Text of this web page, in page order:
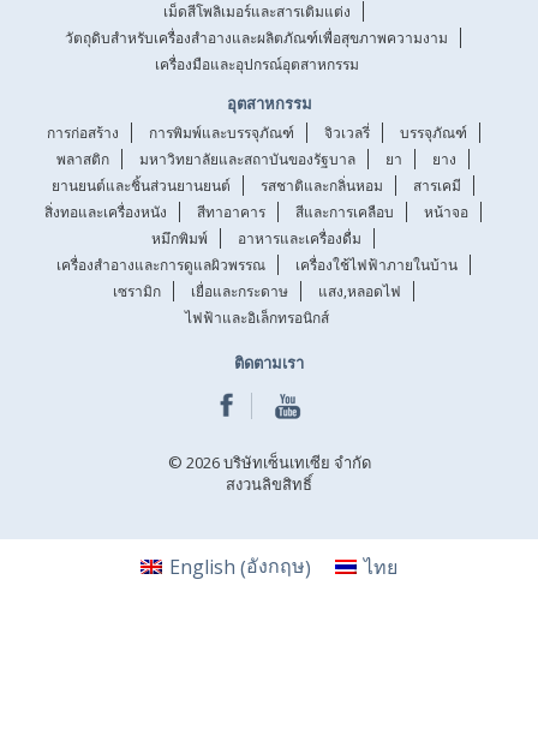
เม็ดสีโพลิเมอร์และสารเติมแต่ง
วัตถุดิบสำหรับเครื่องสำอางและผลิตภัณฑ์เพื่อสุขภาพความงาม
เครื่องมือและอุปกรณ์อุตสาหกรรม
อุตสาหกรรม
การก่อสร้าง การพิมพ์และบรรจุภัณฑ์ จิวเวลรี่
บรรจุภัณฑ์
พลาสติก
มหาวิทยาลัยและสถาบันของรัฐบาล ยา
ยาง
ยานยนต์และชิ้นส่วนยานยนต์
รสชาติและกลิ่นหอม
สารเคมี
สิ่งทอและเครื่องหนัง
สีทาอาคาร สีและการเคลือบ
หน้าจอ
หมึกพิมพ์
อาหารและเครื่องดื่ม
เครื่องสำอางและการดูแลผิวพรรณ
เครื่องใช้ไฟฟ้าภายในบ้าน
เซรามิก
เยื่อและกระดาษ
แสง,หลอดไฟ
ไฟฟ้าและอิเล็กทรอนิกส์
ติดตามเรา
© 2026 บริษัทเซ็นเทเซีย จำกัด
สงวนลิขสิทธิ์
English (อังกฤษ) ไทย